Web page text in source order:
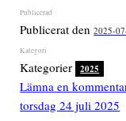
Publicerat den2025-
Kategorier 2025
Lämna en
torsdag 24 juli 2025